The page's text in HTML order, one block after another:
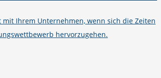
Ihrem Unternehmen, wenn sich die Zeiten
hervorzugehen.